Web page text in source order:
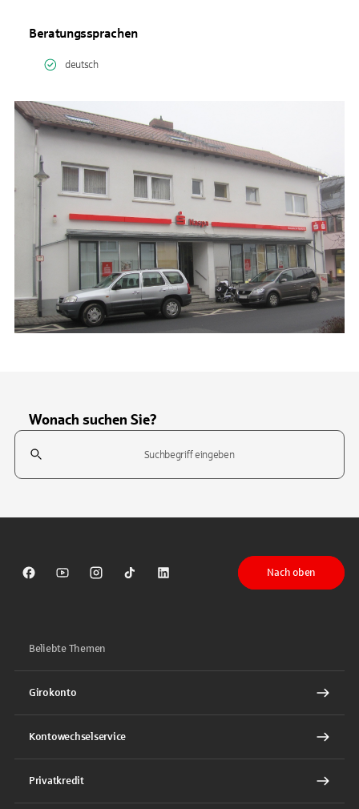
Beratungssprachen
deutsch
Wonach suchen Sie?
Suchfeld
Sparkasse auf Facebook
Sparkasse auf Youtube
Sparkasse auf Instagram
Sparkasse auf TikTok
Sparkasse auf LinkedIn
Nach oben
Beliebte Themen
Girokonto
Kontowechselservice
Privatkredit